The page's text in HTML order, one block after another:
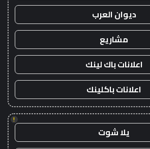
ديوان العرب
مشاريع
اعلانات باك لينك
اعلانات باكلينك
!
يلا شوت